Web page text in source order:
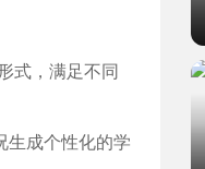
式，满足不同
生成个性化的学